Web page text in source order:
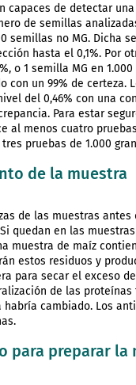
capaces de detectar
de semillas
semillas no MG. Dicha
hasta el 0,1%. Por
o 1 semilla MG en
un 99% de certeza.
del 0,46% con una
Para estar
al menos cuatro
pruebas de 1.000
de la muestra
de las muestras antes
quedan en las
muestra de maíz
estos residuos y
para secar el exceso
de las
cambiado. Los
para preparar la